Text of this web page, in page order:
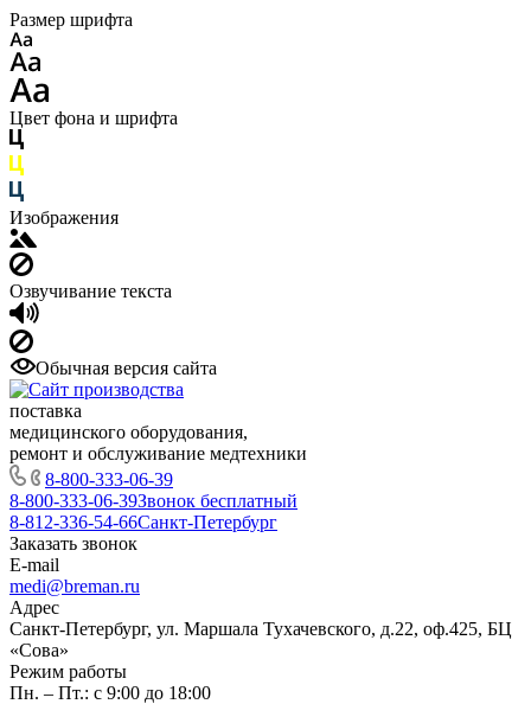
Размер шрифта
Цвет фона и шрифта
Изображения
Озвучивание текста
Обычная версия сайта
поставка
медицинского оборудования,
ремонт и обслуживание медтехники
8-800-333-06-39
8-800-333-06-39Звонок бесплатный
8-812-336-54-66Санкт-Петербург
Заказать звонок
E-mail
medi@breman.ru
Адрес
Санкт-Петербург, ул. Маршала Тухачевского, д.22, оф.425, БЦ
«Сова»
Режим работы
Пн. – Пт.: с 9:00 до 18:00